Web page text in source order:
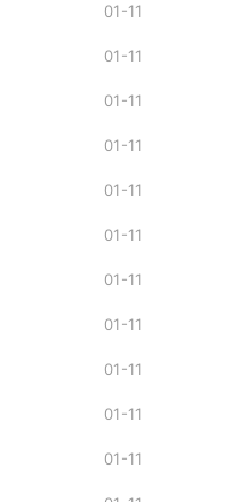
01-11
01-11
01-11
01-11
01-11
01-11
01-11
01-11
01-11
01-11
01-11